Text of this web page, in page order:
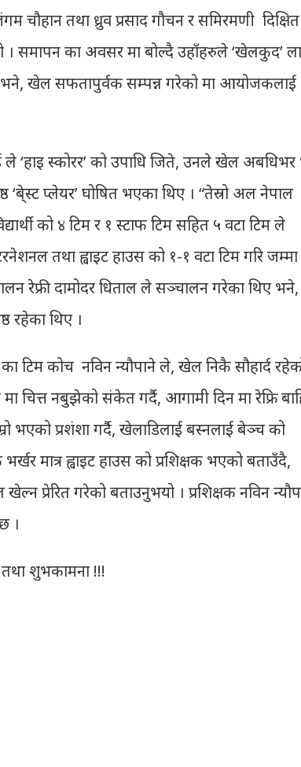
चौहान तथा ध्रुव प्रसाद गौचन र समिरमणी दिक्षित
। समापन का अवसर मा बोल्दै उहाँहरुले ‘खेलकुद’
भने, खेल सफतापुर्वक सम्पन्न गरेको मा आयोजकलाई
ले ‘हाइ स्कोरर’ को उपाधि जिते, उनले खेल अबधिभर
प्लेयर’ घोषित भएका थिए । “तेस्रो अल नेपाल
को ४ टिम र १ स्टाफ टिम सहित ५ वटा टिम ले
तथा ह्वाइट हाउस को १-१ वटा टिम गरि
रेफ्री दामोदर धिताल ले सञ्चालन गरेका थिए भने,
रहेका थिए ।
टिम कोच नविन न्यौपाने ले, खेल निकै सौहार्द
मा चित्त नबुझेको संकेत गर्दै, आगामी दिन मा रेफ्रि
भएको प्रशंशा गर्दै, खेलाडिलाई बस्नलाई बेञ्च को
मात्र ह्वाइट हाउस को प्रशिक्षक भएको बताउँदै,
प्रेरित गरेको बताउनुभयो । प्रशिक्षक नविन
।
तथा शुभकामना !!!